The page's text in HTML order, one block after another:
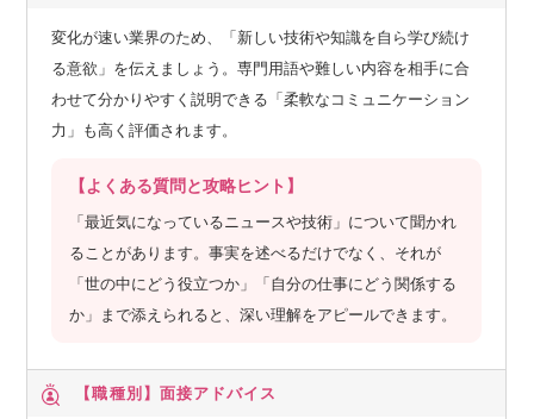
変化が速い業界のため、「新しい技術や知識を自ら学び続け
る意欲」を伝えましょう。専門用語や難しい内容を相手に合
わせて分かりやすく説明できる「柔軟なコミュニケーション
力」も高く評価されます。
【よくある質問と攻略ヒント】
「最近気になっているニュースや技術」について聞かれ
ることがあります。事実を述べるだけでなく、それが
「世の中にどう役立つか」「自分の仕事にどう関係する
か」まで添えられると、深い理解をアピールできます。
【職種別】 面接アドバイス